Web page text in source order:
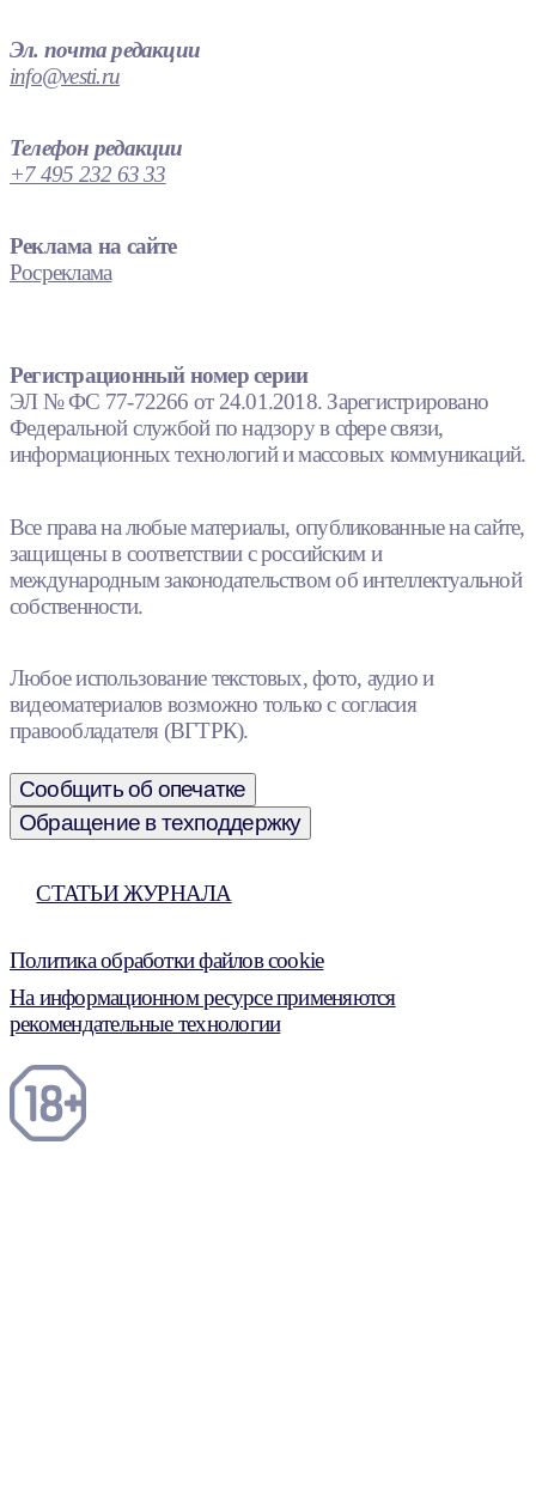
Эл. почта редакции
info@vesti.ru
Телефон редакции
+7 495 232 63 33
Реклама на сайте
Росреклама
Регистрационный номер серии
ЭЛ № ФС 77-72266 от 24.01.2018. Зарегистрировано
Федеральной службой по надзору в сфере связи,
информационных технологий и массовых коммуникаций.
Все права на любые материалы, опубликованные на сайте,
защищены в соответствии с российским и
международным законодательством об интеллектуальной
собственности.
Любое использование текстовых, фото, аудио и
видеоматериалов возможно только с согласия
правообладателя (ВГТРК).
Сообщить об опечатке
Обращение в техподдержку
СТАТЬИ ЖУРНАЛА
Политика обработки файлов cookie
На информационном ресурсе применяются
рекомендательные технологии